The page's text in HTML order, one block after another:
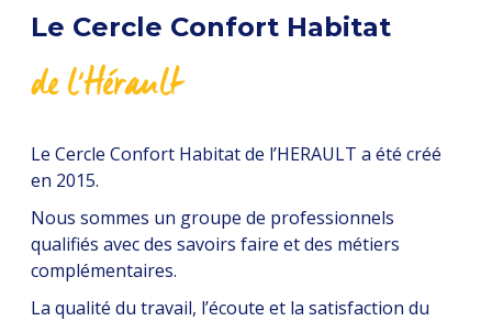
Le Cercle Confort Habitat
de l'Hérault
Le Cercle Confort Habitat de l’HERAULT a été créé
en 2015.
Nous sommes un groupe de professionnels
qualifiés avec des savoirs faire et des métiers
complémentaires.
La qualité du travail, l’écoute et la satisfaction du